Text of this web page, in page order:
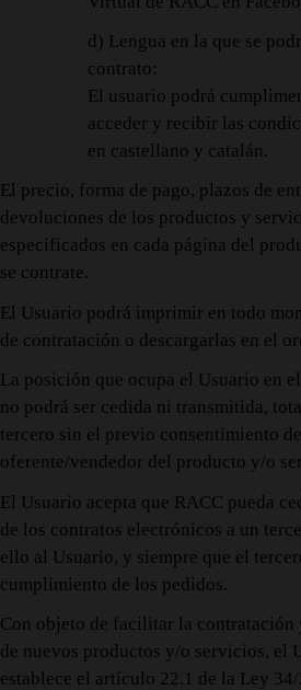
d) Lengua en la que se
contrato:
El usuario podrá
acceder y recibir las
en castellano y catalán.
El precio, forma de pago, plazos de
devoluciones de los productos y
especificados en cada página del
se contrate.
El Usuario podrá imprimir en todo
de contratación o descargarlas en el
La posición que ocupa el Usuario en
no podrá ser cedida ni transmitida,
tercero sin el previo consentimiento
oferente/vendedor del producto y/o
El Usuario acepta que RACC pueda
de los contratos electrónicos a un
ello al Usuario, y siempre que el
cumplimiento de los pedidos.
Con objeto de facilitar la
de nuevos productos y/o servicios, el
establece el artículo 22.1 de la Ley